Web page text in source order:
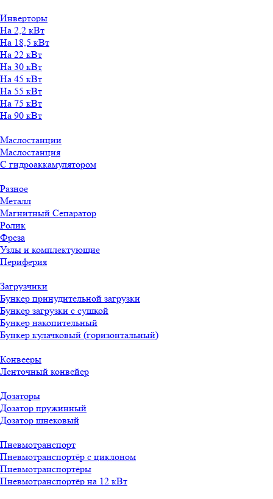
Инверторы
На 2,2 кВт
На 18,5 кВт
На 22 кВт
На 30 кВт
На 45 кВт
На 55 кВт
На 75 кВт
На 90 кВт
Маслостанции
Маслостанция
С гидроаккамулятором
Разное
Металл
Магнитный Сепаратор
Ролик
Фреза
Узлы и комплектующие
Периферия
Загрузчики
Бункер принудительной загрузки
Бункер загрузки с сушкой
Бункер накопительный
Бункер кулачковый (горизонтальный)
Конвееры
Ленточный конвейер
Дозаторы
Дозатор пружинный
Дозатор шнековый
Пневмотранспорт
Пневмотранспортёр с циклоном
Пневмотранспортёры
Пневмотранспортёр на 12 кВт